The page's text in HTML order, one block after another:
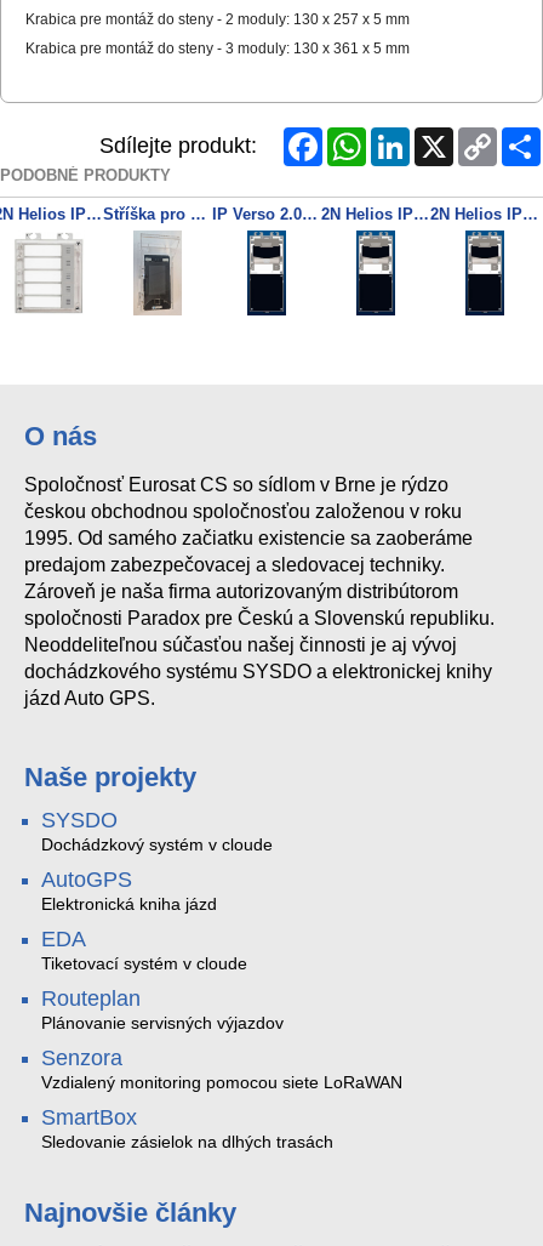
Krabica pre montáž do steny - 2 moduly: 130 x 257 x 5 mm
Krabica pre montáž do steny - 3 moduly: 130 x 361 x 5 mm
Sdílejte produkt: FacebookWhatsAppLinkedInX
Copy
Link
PODOBNÉ PRODUKTY
2N Helios IP Verso modul 5 tlačidiel Stříška pro SYSFP815FTW IP Verso 2.0 - Hlavní jednotka s kamerou 2N Helios IP Verso základná jednotka (bez kamery) 2N Helios IP Verso základná jednotka s kamerou
O nás
Spoločnosť Eurosat CS so sídlom v Brne je rýdzo
českou obchodnou spoločnosťou založenou v roku
1995. Od samého začiatku existencie sa zaoberáme
predajom zabezpečovacej a sledovacej techniky.
Zároveň je naša firma autorizovaným distribútorom
spoločnosti Paradox pre Českú a Slovenskú republiku.
Neoddeliteľnou súčasťou našej činnosti je aj vývoj
dochádzkového systému SYSDO a elektronickej knihy
jázd Auto GPS.
Naše projekty
SYSDO
Dochádzkový systém v cloude
AutoGPS
Elektronická kniha jázd
EDA
Tiketovací systém v cloude
Routeplan
Plánovanie servisných výjazdov
Senzora
Vzdialený monitoring pomocou siete LoRaWAN
SmartBox
Sledovanie zásielok na dlhých trasách
Najnovšie články